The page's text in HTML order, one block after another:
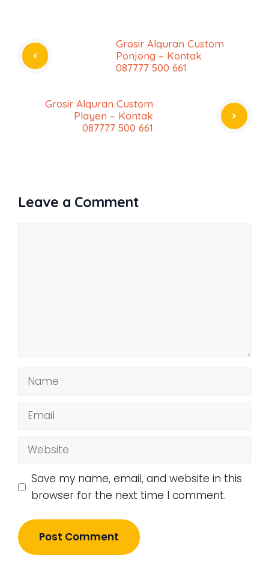
Grosir Alquran Custom
Ponjong – Kontak
087777 500 661
Grosir Alquran Custom
Playen – Kontak
087777 500 661
Leave a Comment
Name
Email
Website
Save my name, email, and website in this
browser for the next time I comment.